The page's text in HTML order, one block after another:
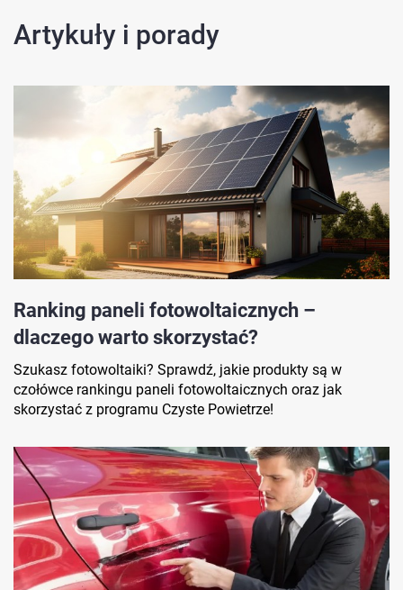
Artykuły i porady
Ranking paneli fotowoltaicznych –
dlaczego warto skorzystać?
Szukasz fotowoltaiki? Sprawdź, jakie produkty są w
czołówce rankingu paneli fotowoltaicznych oraz jak
skorzystać z programu Czyste Powietrze!